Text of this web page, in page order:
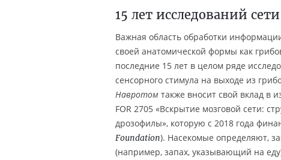
15 лет исследований
Важная область обработки
своей анатомической формы как
последние 15 лет в целом ряде
сенсорного стимула на выходе из
Навротом также вносит свой вклад в
FOR 2705 «Вскрытие мозговой сети:
дрозофилы», которую с 2018 года
Foundation). Насекомые определяют,
(например, запах, указывающий на